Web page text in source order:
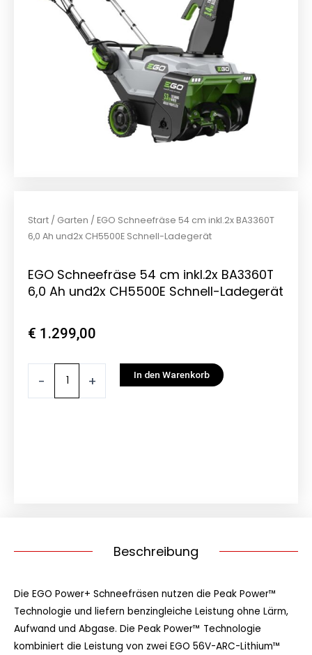
Start / Garten / EGO Schneefräse 54 cm inkl.2x BA3360T
6,0 Ah und2x CH5500E Schnell-Ladegerät
EGO Schneefräse 54 cm inkl.2x BA3360T
6,0 Ah und2x CH5500E Schnell-Ladegerät
€ 1.299,00
- + In den Warenkorb
Beschreibung
Die EGO Power+ Schneefräsen nutzen die Peak Power™
Technologie und liefern benzingleiche Leistung ohne Lärm,
Aufwand und Abgase. Die Peak Power™ Technologie
kombiniert die Leistung von zwei EGO 56V-ARC-Lithium™